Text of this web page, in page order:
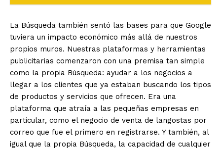
La Búsqueda también sentó las bases para que Google
tuviera un impacto económico más allá de nuestros
propios muros. Nuestras plataformas y herramientas
publicitarias comenzaron con una premisa tan simple
como la propia Búsqueda: ayudar a los negocios a
llegar a los clientes que ya estaban buscando los tipos
de productos y servicios que ofrecen. Era una
plataforma que atraía a las pequeñas empresas en
particular, como el negocio de venta de langostas por
correo que fue el primero en registrarse. Y también, al
igual que la propia Búsqueda, la capacidad de cualquier